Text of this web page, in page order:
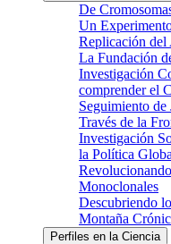
De
Un
Replicación
La Fundación
Investigación
comprender el
Seguimiento de
Través de la
Investigación
la Política
Monoclonales
Descubriendo
Montaña
Perfiles en la Ciencia